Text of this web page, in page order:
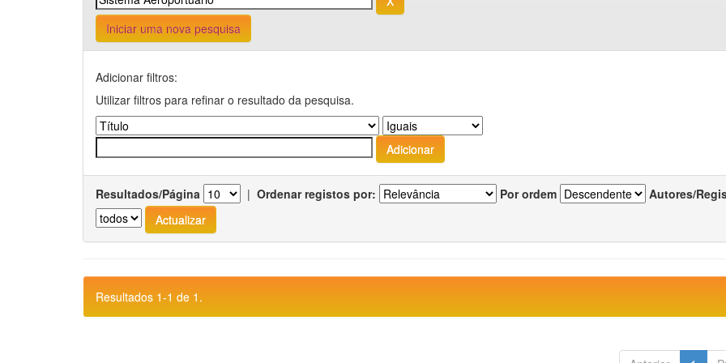
Iniciar uma nova pesquisa
Adicionar filtros:
Utilizar filtros para refinar o resultado da pesquisa.
Resultados/Página | Ordenar registos por: Por ordem Autores/
Resultados 1-1 de 1.